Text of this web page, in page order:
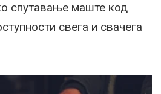
спутавање маште код
свега и свачега